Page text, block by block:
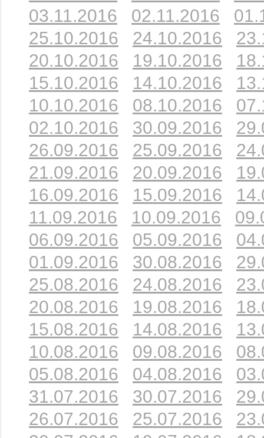
03.11.2016
02.11.2016
25.10.2016
24.10.2016
20.10.2016
19.10.2016
15.10.2016
14.10.2016
10.10.2016
08.10.2016
02.10.2016
30.09.2016
26.09.2016
25.09.2016
21.09.2016
20.09.2016
16.09.2016
15.09.2016
11.09.2016
10.09.2016
06.09.2016
05.09.2016
01.09.2016
30.08.2016
25.08.2016
24.08.2016
20.08.2016
19.08.2016
15.08.2016
14.08.2016
10.08.2016
09.08.2016
05.08.2016
04.08.2016
31.07.2016
30.07.2016
26.07.2016
25.07.2016